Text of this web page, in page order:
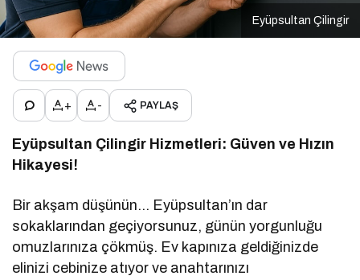
Eyüpsultan Çilingir
+ - PAYLAŞ
Eyüpsultan Çilingir Hizmetleri: Güven ve Hızın
Hikayesi!
Bir akşam düşünün… Eyüpsultan’ın dar
sokaklarından geçiyorsunuz, günün yorgunluğu
omuzlarınıza çökmüş. Ev kapınıza geldiğinizde
elinizi cebinize atıyor ve anahtarınızı